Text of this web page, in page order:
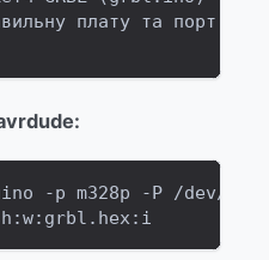
плату та порт
-p m328p -P /dev/